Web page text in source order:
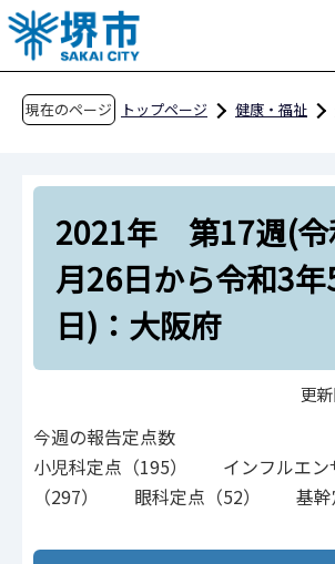
こ
の
ペ
現在のページ トップページ 健康・福祉
感染症の発生状況や統計資料等
感染症関連資料
感染症発生動向調査（週報）
2021年 大阪府内の感染症発生
第11週から第20週
2021年 第17週(令和3年4月26
2021年 第17週(令
月26日から令和3
日)：大阪府
更新
今週の報告定点数
小児科定点（195） インフルエン
（297） 眼科定点（52） 基幹